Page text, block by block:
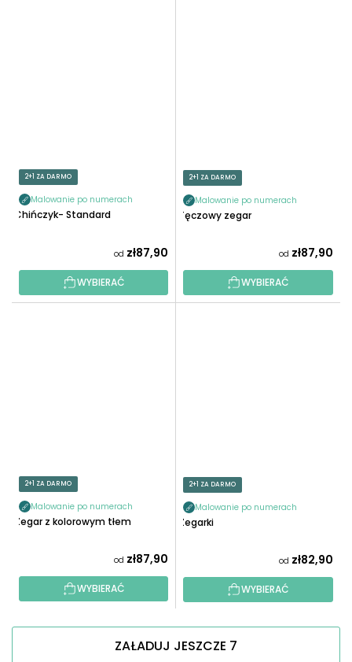
2+1 ZA DARMO
Malowanie po numerach
Chińczyk- Standard
od zł87,90
WYBIERAĆ
2+1 ZA DARMO
Malowanie po numerach
Tęczowy zegar
od zł87,90
WYBIERAĆ
2+1 ZA DARMO
Malowanie po numerach
Zegar z kolorowym tłem
od zł87,90
WYBIERAĆ
2+1 ZA DARMO
Malowanie po numerach
Zegarki
od zł82,90
WYBIERAĆ
ZAŁADUJ JESZCZE 7